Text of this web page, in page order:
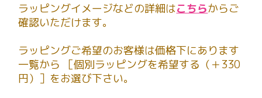
ラッピングイメージなどの詳細はこちらからご
確認いただけます。
ラッピングご希望のお客様は価格下にあります
一覧から ［個別ラッピングを希望する（＋330
円）］をお選び下さい。